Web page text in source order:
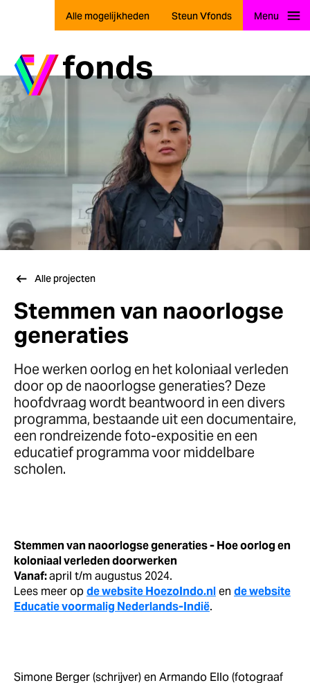
Ga naar home
Alle mogelijkheden Steun Vfonds Menu
Alle projecten
Stemmen van naoorlogse
generaties
Hoe werken oorlog en het koloniaal verleden
door op de naoorlogse generaties? Deze
hoofdvraag wordt beantwoord in een divers
programma, bestaande uit een documentaire,
een rondreizende foto-expositie en een
educatief programma voor middelbare
scholen.
Stemmen van naoorlogse generaties - Hoe oorlog en
koloniaal verleden doorwerken
Vanaf:april t/m augustus 2024.
Lees meer opde website HoezoIndo.nlen de website
Educatie voormalig Nederlands-Indië.
Simone Berger (schrijver) en Armando Ello (fotograaf